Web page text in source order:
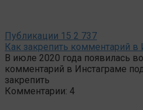
Публикации 15 2 737
Как закрепить комментарий в
В июле 2020 года появилась
комментарий в Инстаграме
закрепить
Комментарии: 4